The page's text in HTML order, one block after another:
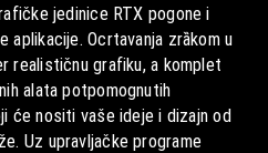
jedinice RTX pogone i
aplikacije. Ocrtavanja zrȁkom u
realističnu grafiku, a komplet
alata potpomognutih
će nositi vaše ideje i dizajn od
Uz upravljačke programe